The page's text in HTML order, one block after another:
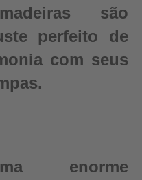
são
perfeito de
com seus
enorme